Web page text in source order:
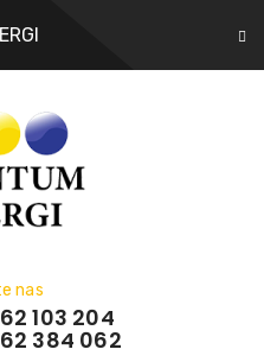
nas
103 204
384 062